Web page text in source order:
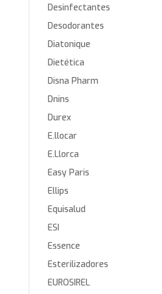
Desinfectantes
Desodorantes
Diatonique
Dietética
Disna Pharm
Dnins
Durex
E.llocar
E.Llorca
Easy Paris
Ellips
Equisalud
ESI
Essence
Esterilizadores
EUROSIREL